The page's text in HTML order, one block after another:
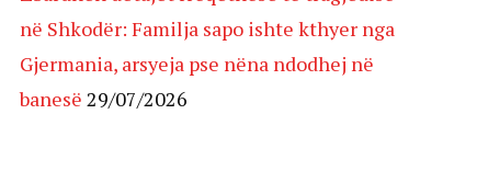
në Shkodër: Familja sapo ishte kthyer nga
Gjermania, arsyeja pse nëna ndodhej në
banesë 29/07/2026